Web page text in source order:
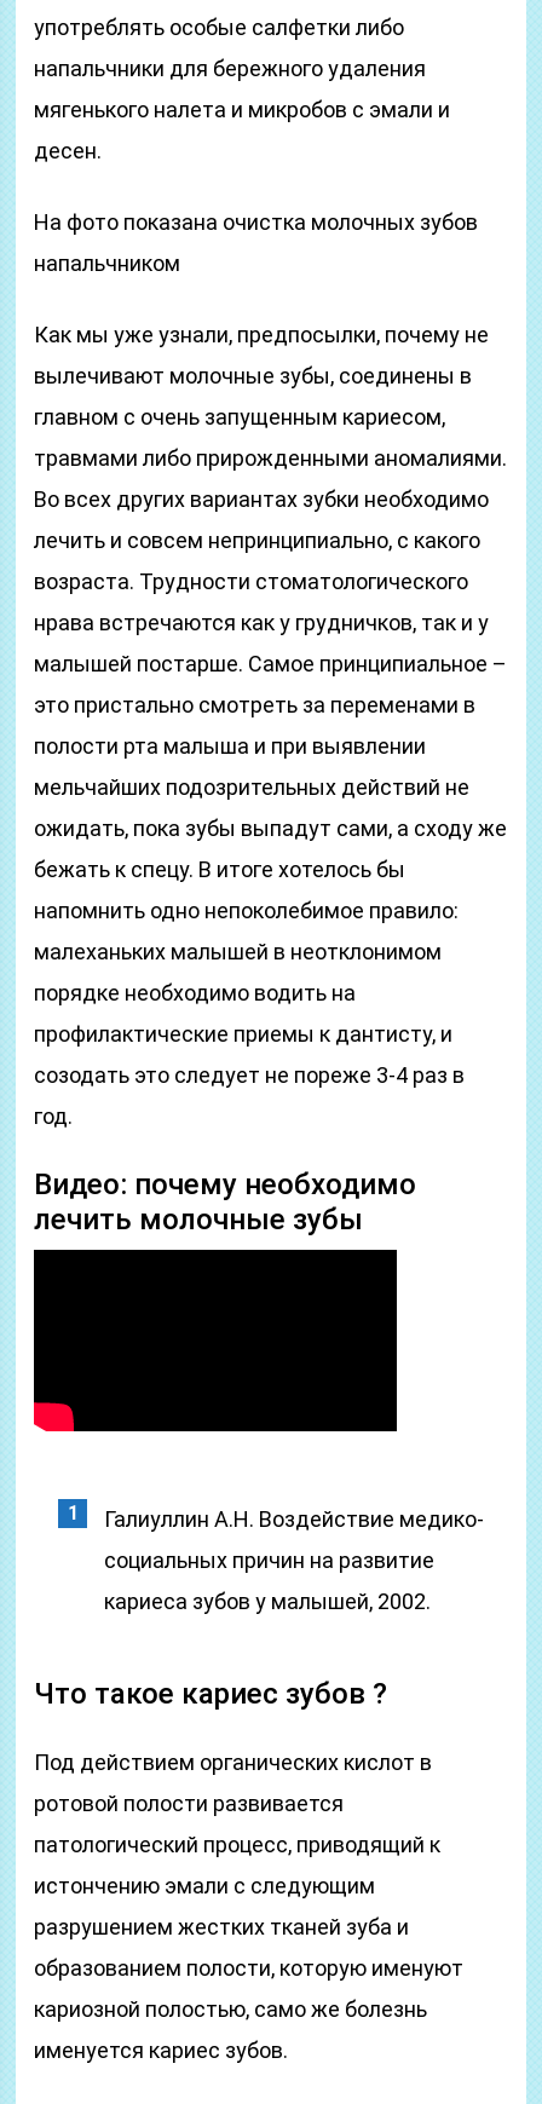
употреблять особые салфетки либо
напальчники для бережного удаления
мягенького налета и микробов с эмали и
десен.
На фото показана очистка молочных зубов
напальчником
Как мы уже узнали, предпосылки, почему не
вылечивают молочные зубы, соединены в
главном с очень запущенным кариесом,
травмами либо прирожденными аномалиями.
Во всех других вариантах зубки необходимо
лечить и совсем непринципиально, с какого
возраста. Трудности стоматологического
нрава встречаются как у грудничков, так и у
малышей постарше. Самое принципиальное –
это пристально смотреть за переменами в
полости рта малыша и при выявлении
мельчайших подозрительных действий не
ожидать, пока зубы выпадут сами, а сходу же
бежать к спецу. В итоге хотелось бы
напомнить одно непоколебимое правило:
малеханьких малышей в неотклонимом
порядке необходимо водить на
профилактические приемы к дантисту, и
созодать это следует не пореже 3-4 раз в
год.
Видео: почему необходимо
лечить молочные зубы
Галиуллин А.Н. Воздействие медико-
социальных причин на развитие
кариеса зубов у малышей, 2002.
Что такое кариес зубов ?
Под действием органических кислот в
ротовой полости развивается
патологический процесс, приводящий к
истончению эмали с следующим
разрушением жестких тканей зуба и
образованием полости, которую именуют
кариозной полостью, само же болезнь
именуется кариес зубов.